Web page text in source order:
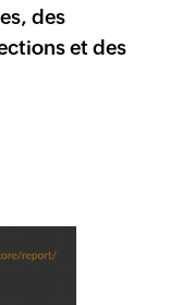
des
et des